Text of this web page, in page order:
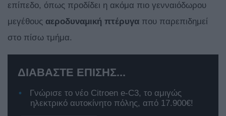
επίπεδο, όπως προδίδει η ακόμα πιο γενναιόδωρου
μεγέθους αεροδυναμική πτέρυγα που παρεπιδημεί
στο πίσω τμήμα.
ΔΙΑΒΑΣΤΕ ΕΠΙΣΗΣ...
Γνώρισε το νέο Citroen e-C3, το αμιγώς
ηλεκτρικό αυτοκίνητο πόλης, από 17.900€!